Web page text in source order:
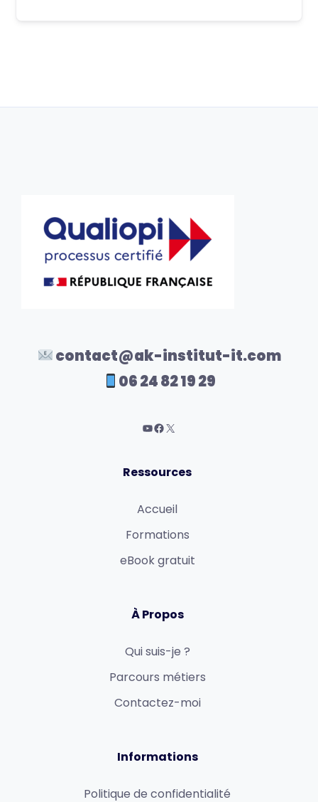
contact@ak-institut-it.com
06 24 82 19 29
Ressources
Accueil
Formations
eBook gratuit
À Propos
Qui suis-je ?
Parcours métiers
Contactez-moi
Informations
Politique de confidentialité